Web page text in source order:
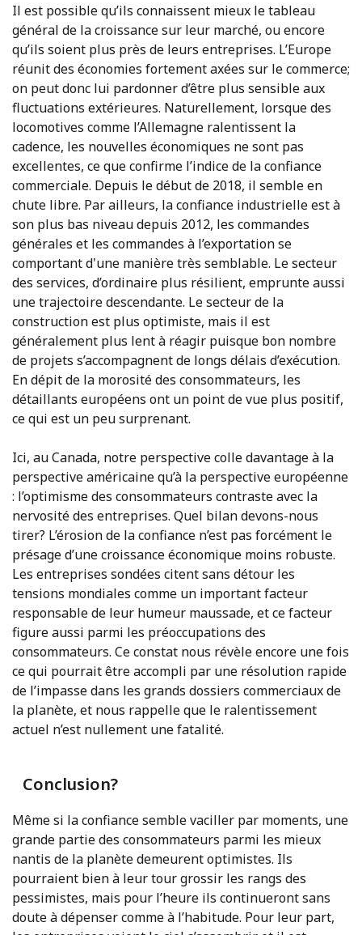
Il est possible qu’ils connaissent mieux le tableau
général de la croissance sur leur marché, ou encore
qu’ils soient plus près de leurs entreprises. L’Europe
réunit des économies fortement axées sur le commerce;
on peut donc lui pardonner d’être plus sensible aux
fluctuations extérieures. Naturellement, lorsque des
locomotives comme l’Allemagne ralentissent la
cadence, les nouvelles économiques ne sont pas
excellentes, ce que confirme l’indice de la confiance
commerciale. Depuis le début de 2018, il semble en
chute libre. Par ailleurs, la confiance industrielle est à
son plus bas niveau depuis 2012, les commandes
générales et les commandes à l’exportation se
comportant d'une manière très semblable. Le secteur
des services, d’ordinaire plus résilient, emprunte aussi
une trajectoire descendante. Le secteur de la
construction est plus optimiste, mais il est
généralement plus lent à réagir puisque bon nombre
de projets s’accompagnent de longs délais d’exécution.
En dépit de la morosité des consommateurs, les
détaillants européens ont un point de vue plus positif,
ce qui est un peu surprenant.
Ici, au Canada, notre perspective colle davantage à la
perspective américaine qu’à la perspective européenne
: l’optimisme des consommateurs contraste avec la
nervosité des entreprises. Quel bilan devons-nous
tirer? L’érosion de la confiance n’est pas forcément le
présage d’une croissance économique moins robuste.
Les entreprises sondées citent sans détour les
tensions mondiales comme un important facteur
responsable de leur humeur maussade, et ce facteur
figure aussi parmi les préoccupations des
consommateurs. Ce constat nous révèle encore une fois
ce qui pourrait être accompli par une résolution rapide
de l’impasse dans les grands dossiers commerciaux de
la planète, et nous rappelle que le ralentissement
actuel n’est nullement une fatalité.
Conclusion?
Même si la confiance semble vaciller par moments, une
grande partie des consommateurs parmi les mieux
nantis de la planète demeurent optimistes. Ils
pourraient bien à leur tour grossir les rangs des
pessimistes, mais pour l’heure ils continueront sans
doute à dépenser comme à l’habitude. Pour leur part,